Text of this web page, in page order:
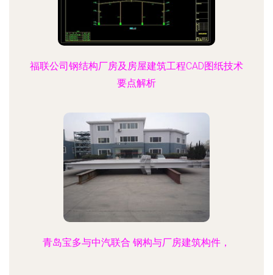
福联公司钢结构厂房及房屋建筑工程CAD图纸技术
要点解析
青岛宝多与中汽联合 钢构与厂房建筑构件，